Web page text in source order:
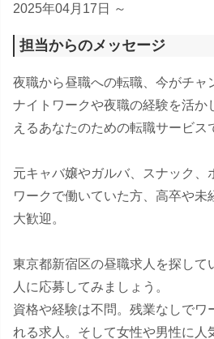
2025年04月17日 ～
担当からのメッセージ
夜職から昼職への転職、今がチャ
ナイトワークや夜職の経験を活か
えるあなたのための転職サービス
元キャバ嬢やガルバ、スナック、
ワークで働いていた方、高卒や未
大歓迎。
東京都新宿区の昼職求人を探して
人に応募してみましょう。
資格や経験は不問。残業なしでワ
れる求人。そして女性や男性に人